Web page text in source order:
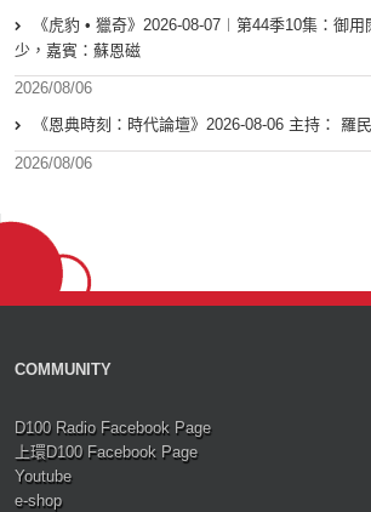
《虎豹 • 獵奇》2026-08-07︱第44季10集：御
少，嘉賓：蘇恩磁
2026/08/06
《恩典時刻：時代論壇》2026-08-06 主持： 羅
2026/08/06
COMMUNITY
D100 Radio Facebook Page
上環D100 Facebook Page
Youtube
e-shop